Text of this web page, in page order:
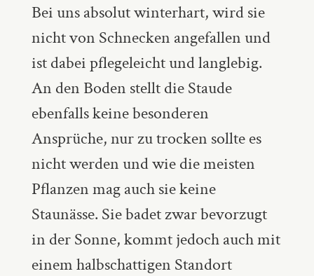
Bei uns absolut winterhart, wird sie
nicht von Schnecken angefallen und
ist dabei pflegeleicht und langlebig.
An den Boden stellt die Staude
ebenfalls keine besonderen
Ansprüche, nur zu trocken sollte es
nicht werden und wie die meisten
Pflanzen mag auch sie keine
Staunässe. Sie badet zwar bevorzugt
in der Sonne, kommt jedoch auch mit
einem halbschattigen Standort